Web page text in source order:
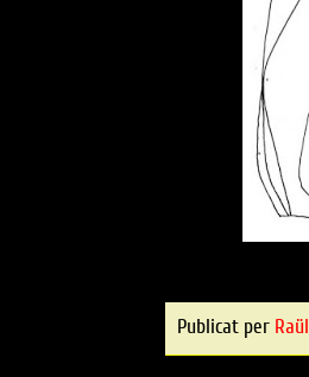
Publicat per